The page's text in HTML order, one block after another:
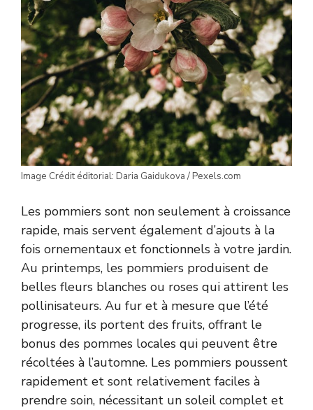
Image Crédit éditorial: Daria Gaidukova / Pexels.com
Les pommiers sont non seulement à croissance
rapide, mais servent également d’ajouts à la
fois ornementaux et fonctionnels à votre jardin.
Au printemps, les pommiers produisent de
belles fleurs blanches ou roses qui attirent les
pollinisateurs. Au fur et à mesure que l’été
progresse, ils portent des fruits, offrant le
bonus des pommes locales qui peuvent être
récoltées à l’automne. Les pommiers poussent
rapidement et sont relativement faciles à
prendre soin, nécessitant un soleil complet et